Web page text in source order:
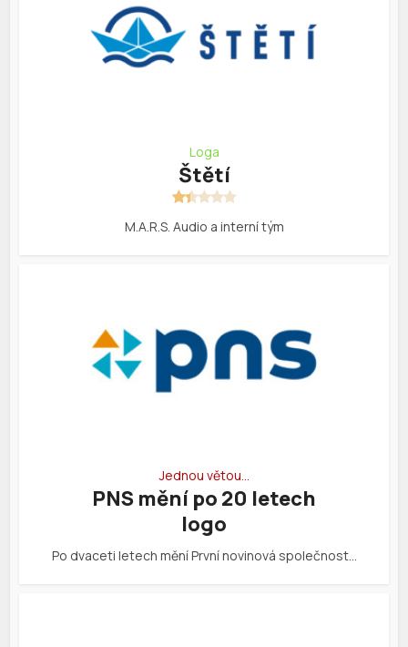
Loga
Štětí
M.A.R.S. Audio a interní tým
Jednou větou…
PNS mění po 20 letech
logo
Po dvaceti letech mění První novinová společnost…